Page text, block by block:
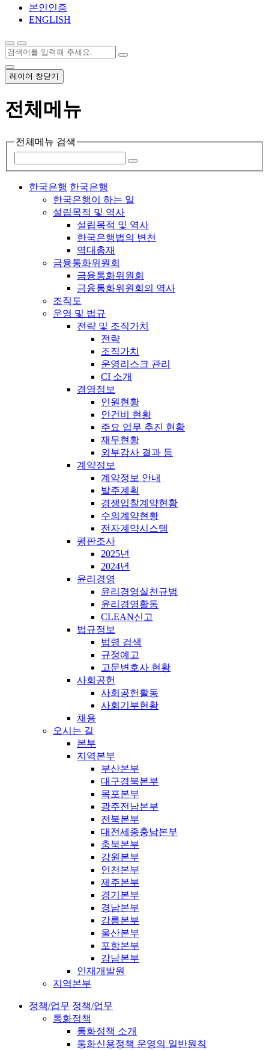
본인인증
ENGLISH
레이어 창닫기
전체메뉴
전체메뉴 검색
한국은행 한국은행
한국은행이 하는 일
설립목적 및 역사
설립목적 및 역사
한국은행법의 변천
역대총재
금융통화위원회
금융통화위원회
금융통화위원회의 역사
조직도
운영 및 법규
전략 및 조직가치
전략
조직가치
운영리스크 관리
CI 소개
경영정보
인원현황
인건비 현황
주요 업무 추진 현황
재무현황
외부감사 결과 등
계약정보
계약정보 안내
발주계획
경쟁입찰계약현황
수의계약현황
전자계약시스템
평판조사
2025년
2024년
윤리경영
윤리경영실천규범
윤리경영활동
CLEAN신고
법규정보
법령 검색
규정예고
고문변호사 현황
사회공헌
사회공헌활동
사회기부현황
채용
오시는 길
본부
지역본부
부산본부
대구경북본부
목포본부
광주전남본부
전북본부
대전세종충남본부
충북본부
강원본부
인천본부
제주본부
경기본부
경남본부
강릉본부
울산본부
포항본부
강남본부
인재개발원
지역본부
정책/업무 정책/업무
통화정책
통화정책 소개
통화신용정책 운영의 일반원칙